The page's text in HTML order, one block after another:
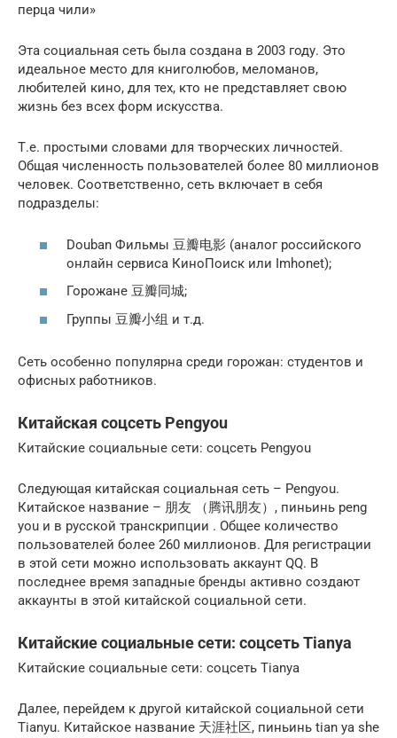
перца чили»
Эта социальная сеть была создана в 2003 году. Это
идеальное место для книголюбов, меломанов,
любителей кино, для тех, кто не представляет свою
жизнь без всех форм искусства.
Т.е. простыми словами для творческих личностей.
Общая численность пользователей более 80 миллионов
человек. Соответственно, сеть включает в себя
подразделы:
Douban Фильмы 豆瓣电影 (аналог российского
онлайн сервиса КиноПоиск или Imhonet);
Горожане 豆瓣同城;
Группы 豆瓣小组 и т.д.
Сеть особенно популярна среди горожан: студентов и
офисных работников.
Китайская соцсеть Pengyou
Китайские социальные сети: соцсеть Pengyou
Следующая китайская социальная сеть – Pengyou.
Китайское название – 朋友 （腾讯朋友）, пиньинь peng
you и в русской транскрипции . Общее количество
пользователей более 260 миллионов. Для регистрации
в этой сети можно использовать аккаунт QQ. В
последнее время западные бренды активно создают
аккаунты в этой китайской социальной сети.
Китайские социальные сети: соцсеть Tianya
Китайские социальные сети: соцсеть Tianya
Далее, перейдем к другой китайской социальной сети
Tianyu. Китайское название 天涯社区, пиньинь tian ya she